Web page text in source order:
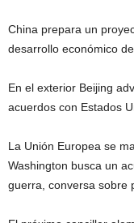
China prepara un
desarrollo económico
En el exterior Beijing
acuerdos con Estados
La Unión Europea se
Washington busca un
guerra, conversa sobre